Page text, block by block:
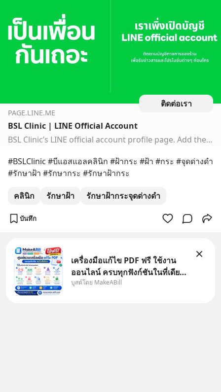
ติดต่อเรา
PAGE.LINE.ME
BSL Clinic | LINE Official Account
BSL Clinic’s LINE official account profile page. Add them as a friend for the latest news.
#BSLClinic #บีแอสแอลคลินิก #ฝ้ากระ #ฝ้า #กระ #จุดด่างดำ
#รักษาฝ้า #รักษากระ #รักษาฝ้ากระ
คลินิก รักษาฝ้า รักษาฝ้ากระจุดด่างดำ
บันทึก
เครื่องมือแก้ไข PDF ฟรี ใช้งาน
ออนไลน์ ครบทุกฟังก์ชันในที่เดียว
| MakeABill ทุกวันนี้ไฟล์ PDF
บูสต์โดย MakeABill